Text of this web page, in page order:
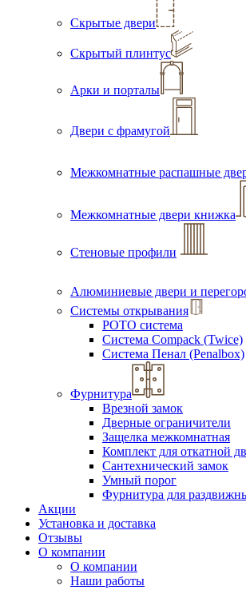
Скрытые двери
Скрытый плинтус
Арки и порталы
Двери с фрамугой
Межкомнатные распашные
Межкомнатные двери книжка
Стеновые профили
Алюминиевые двери и
Системы открывания
РОТО система
Система Compack (Twice)
Система Пенал (Penalbox)
Фурнитура
Врезной замок
Дверные ограничители
Защелка межкомнатная
Комплект для откатной
Сантехнический замок
Умный порог
Фурнитура для
Акции
Установка и доставка
Отзывы
О компании
О компании
Наши работы